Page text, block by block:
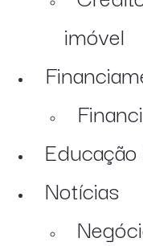
imóvel
Notícias